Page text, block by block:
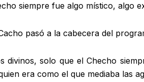
siempre fue algo místico, algo
pasó a la cabecera del
divinos, solo que el Checho
era como el que mediaba las